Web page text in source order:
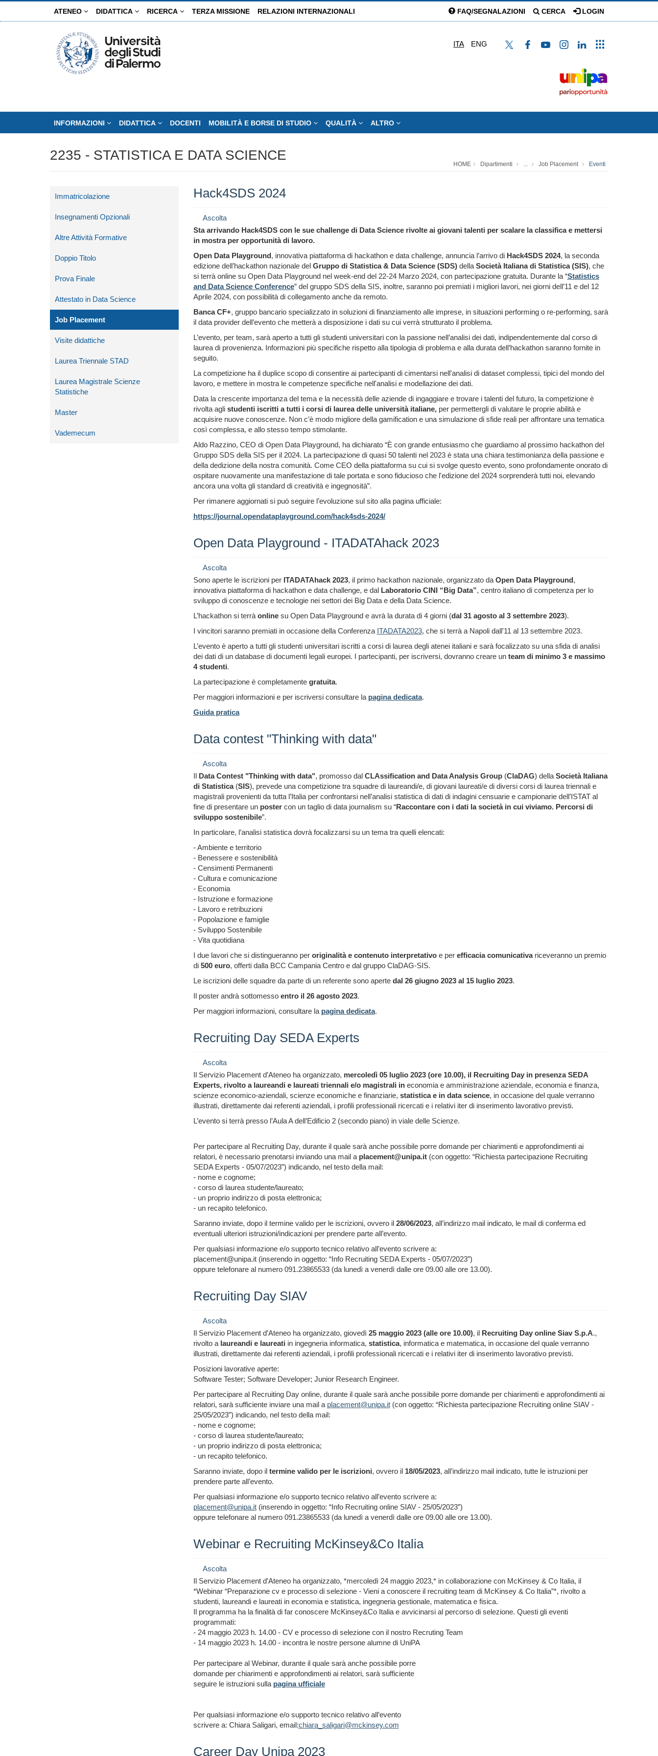
ATENEO DIDATTICA RICERCA TERZA MISSIONE RELAZIONI INTERNAZIONALI FAQ/SEGNALAZIONI CERCA LOGIN
ITA ENG
INFORMAZIONI DIDATTICA DOCENTI MOBILITÀ E BORSE DI STUDIO QUALITÀ ALTRO
2235 - STATISTICA E DATA SCIENCE
HOME Dipartimenti ... Job Placement Eventi
Immatricolazione
Insegnamenti Opzionali
Altre Attività Formative
Doppio Titolo
Prova Finale
Attestato in Data Science
Job Placement
Visite didattiche
Laurea Triennale STAD
Laurea Magistrale Scienze
Statistiche
Master
Vademecum
Hack4SDS 2024
Ascolta
Sta arrivando Hack4SDS con le sue challenge di Data Science rivolte ai giovani talenti per scalare la classifica e mettersi
in mostra per opportunità di lavoro.
Open Data Playground, innovativa piattaforma di hackathon e data challenge, annuncia l’arrivo di Hack4SDS 2024, la seconda
edizione dell’hackathon nazionale del Gruppo di Statistica & Data Science (SDS)della Società Italiana di Statistica (SIS), che
si terrà online su Open Data Playground nel week-end del 22-24 Marzo 2024, con partecipazione gratuita. Durante la “Statistics
and Data Science Conference” del gruppo SDS della SIS, inoltre, saranno poi premiati i migliori lavori, nei giorni dell’11 e del 12
Aprile 2024, con possibilità di collegamento anche da remoto.
Banca CF+, gruppo bancario specializzato in soluzioni di finanziamento alle imprese, in situazioni performing o re-performing, sarà
il data provider dell’evento che metterà a disposizione i dati su cui verrà strutturato il problema.
L’evento, per team, sarà aperto a tutti gli studenti universitari con la passione nell’analisi dei dati, indipendentemente dal corso di
laurea di provenienza. Informazioni più specifiche rispetto alla tipologia di problema e alla durata dell’hackathon saranno fornite in
seguito.
La competizione ha il duplice scopo di consentire ai partecipanti di cimentarsi nell'analisi di dataset complessi, tipici del mondo del
lavoro, e mettere in mostra le competenze specifiche nell'analisi e modellazione dei dati.
Data la crescente importanza del tema e la necessità delle aziende di ingaggiare e trovare i talenti del futuro, la competizione è
rivolta agli studenti iscritti a tutti i corsi di laurea delle università italiane,per permettergli di valutare le proprie abilità e
acquisire nuove conoscenze. Non c’è modo migliore della gamification e una simulazione di sfide reali per affrontare una tematica
così complessa, e allo stesso tempo stimolante.
Aldo Razzino, CEO di Open Data Playground, ha dichiarato “È con grande entusiasmo che guardiamo al prossimo hackathon del
Gruppo SDS della SIS per il 2024. La partecipazione di quasi 50 talenti nel 2023 è stata una chiara testimonianza della passione e
della dedizione della nostra comunità. Come CEO della piattaforma su cui si svolge questo evento, sono profondamente onorato di
ospitare nuovamente una manifestazione di tale portata e sono fiducioso che l'edizione del 2024 sorprenderà tutti noi, elevando
ancora una volta gli standard di creatività e ingegnosità”.
Per rimanere aggiornati si può seguire l’evoluzione sul sito alla pagina ufficiale:
https://journal.opendataplayground.com/hack4sds-2024/
Open Data Playground - ITADATAhack 2023
Ascolta
Sono aperte le iscrizioni per ITADATAhack 2023, il primo hackathon nazionale, organizzato da Open Data Playground,
innovativa piattaforma di hackathon e data challenge, e dal Laboratorio CINI “Big Data”, centro italiano di competenza per lo
sviluppo di conoscenze e tecnologie nei settori dei Big Data e della Data Science.
L’hackathon si terrà onlinesu Open Data Playground e avrà la durata di 4 giorni (dal 31 agosto al 3 settembre 2023).
I vincitori saranno premiati in occasione della Conferenza ITADATA2023, che si terrà a Napoli dall'11 al 13 settembre 2023.
L’evento è aperto a tutti gli studenti universitari iscritti a corsi di laurea degli atenei italiani e sarà focalizzato su una sfida di analisi
dei dati di un database di documenti legali europei. I partecipanti, per iscriversi, dovranno creare un team di minimo 3 e massimo
4 studenti.
La partecipazione è completamente gratuita.
Per maggiori informazioni e per iscriversi consultare la pagina dedicata.
Guida pratica
Data contest "Thinking with data"
Ascolta
Il Data Contest "Thinking with data", promosso dal CLAssification and Data Analysis Group (ClaDAG) della Società Italiana
di Statistica (SIS), prevede una competizione tra squadre di laureandi/e, di giovani laureati/e di diversi corsi di laurea triennali e
magistrali provenienti da tutta l’Italia per confrontarsi nell’analisi statistica di dati di indagini censuarie e campionarie dell’ISTAT al
fine di presentare un postercon un taglio di data journalism su “Raccontare con i dati la società in cui viviamo. Percorsi di
sviluppo sostenibile”.
In particolare, l’analisi statistica dovrà focalizzarsi su un tema tra quelli elencati:
- Ambiente e territorio
- Benessere e sostenibilità
- Censimenti Permanenti
- Cultura e comunicazione
- Economia
- Istruzione e formazione
- Lavoro e retribuzioni
- Popolazione e famiglie
- Sviluppo Sostenibile
- Vita quotidiana
I due lavori che si distingueranno per originalità e contenuto interpretativoe per efficacia comunicativariceveranno un premio
di500 euro, offerti dalla BCC Campania Centro e dal gruppo ClaDAG-SIS.
Le iscrizioni delle squadre da parte di un referente sono aperte dal 26 giugno 2023 al 15 luglio 2023.
Il poster andrà sottomesso entro il 26 agosto 2023.
Per maggiori informazioni, consultare la pagina dedicata.
Recruiting Day SEDA Experts
Ascolta
Il Servizio Placement d’Ateneo ha organizzato, mercoledì 05 luglio 2023 (ore 10.00), il Recruiting Day in presenza SEDA
Experts, rivolto a laureandi e laureati triennali e/o magistrali ineconomia e amministrazione aziendale, economia e finanza,
scienze economico-aziendali, scienze economiche e finanziarie, statistica e in data science, in occasione del quale verranno
illustrati, direttamente dai referenti aziendali, i profili professionali ricercati e i relativi iter di inserimento lavorativo previsti.
L’evento si terrà presso l’Aula A dell’Edificio 2 (secondo piano) in viale delle Scienze.
Per partecipare al Recruiting Day, durante il quale sarà anche possibile porre domande per chiarimenti e approfondimenti ai
relatori, è necessario prenotarsi inviando una mail a placement@unipa.it(con oggetto: “Richiesta partecipazione Recruiting
SEDA Experts - 05/07/2023”) indicando, nel testo della mail:
- nome e cognome;
- corso di laurea studente/laureato;
- un proprio indirizzo di posta elettronica;
- un recapito telefonico.
Saranno inviate, dopo il termine valido per le iscrizioni, ovvero il 28/06/2023, all’indirizzo mail indicato, le mail di conferma ed
eventuali ulteriori istruzioni/indicazioni per prendere parte all’evento.
Per qualsiasi informazione e/o supporto tecnico relativo all’evento scrivere a:
placement@unipa.it (inserendo in oggetto: “Info Recruiting SEDA Experts - 05/07/2023”)
oppure telefonare al numero 091.23865533 (da lunedì a venerdì dalle ore 09.00 alle ore 13.00).
Recruiting Day SIAV
Ascolta
Il Servizio Placement d’Ateneo ha organizzato, giovedì 25 maggio 2023 (alle ore 10.00), il Recruiting Day online Siav S.p.A.,
rivolto a laureandi e laureati in ingegneria informatica, statistica, informatica e matematica, in occasione del quale verranno
illustrati, direttamente dai referenti aziendali, i profili professionali ricercati e i relativi iter di inserimento lavorativo previsti.
Posizioni lavorative aperte:
Software Tester; Software Developer; Junior Research Engineer.
Per partecipare al Recruiting Day online, durante il quale sarà anche possibile porre domande per chiarimenti e approfondimenti ai
relatori, sarà sufficiente inviare una mail a placement@unipa.it(con oggetto: “Richiesta partecipazione Recruiting online SIAV -
25/05/2023”) indicando, nel testo della mail:
- nome e cognome;
- corso di laurea studente/laureato;
- un proprio indirizzo di posta elettronica;
- un recapito telefonico.
Saranno inviate, dopo il termine valido per le iscrizioni, ovvero il 18/05/2023, all’indirizzo mail indicato, tutte le istruzioni per
prendere parte all’evento.
Per qualsiasi informazione e/o supporto tecnico relativo all’evento scrivere a:
placement@unipa.it(inserendo in oggetto: “Info Recruiting online SIAV - 25/05/2023”)
oppure telefonare al numero 091.23865533 (da lunedì a venerdì dalle ore 09.00 alle ore 13.00).
Webinar e Recruiting McKinsey&Co Italia
Ascolta
Il Servizio Placement d’Ateneo ha organizzato, *mercoledì 24 maggio 2023,* in collaborazione con McKinsey & Co Italia, il
*Webinar “Preparazione cv e processo di selezione - Vieni a conoscere il recruiting team di McKinsey & Co Italia”*, rivolto a
studenti, laureandi e laureati in economia e statistica, ingegneria gestionale, matematica e fisica.
Il programma ha la finalità di far conoscere McKinsey&Co Italia e avvicinarsi al percorso di selezione. Questi gli eventi
programmati:
- 24 maggio 2023 h. 14.00 - CV e processo di selezione con il nostro Recruting Team
- 14 maggio 2023 h. 14.00 - incontra le nostre persone alumne di UniPA
Per partecipare al Webinar, durante il quale sarà anche possibile porre
domande per chiarimenti e approfondimenti ai relatori, sarà sufficiente
seguire le istruzioni sulla pagina ufficiale
Per qualsiasi informazione e/o supporto tecnico relativo all’evento
scrivere a: Chiara Saligari, email:chiara_saligari@mckinsey.com
Career Day Unipa 2023